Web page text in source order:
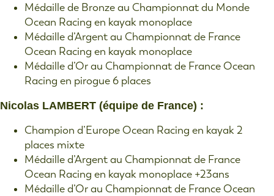
Médaille de Bronze au Championnat du Monde
Ocean Racing en kayak monoplace
Médaille d’Argent au Championnat de France
Ocean Racing en kayak monoplace
Médaille d’Or au Championnat de France Ocean
Racing en pirogue 6 places
Nicolas LAMBERT (équipe de France) :
Champion d’Europe Ocean Racing en kayak 2
places mixte
Médaille d’Argent au Championnat de France
Ocean Racing en kayak monoplace +23ans
Médaille d’Or au Championnat de France Ocean